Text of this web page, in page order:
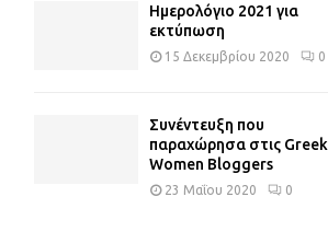
Ημερολόγιο 2021 για
εκτύπωση
15 Δεκεμβρίου 2020 0
Συνέντευξη που
παραχώρησα στις Greek
Women Bloggers
23 Μαΐου 2020 0